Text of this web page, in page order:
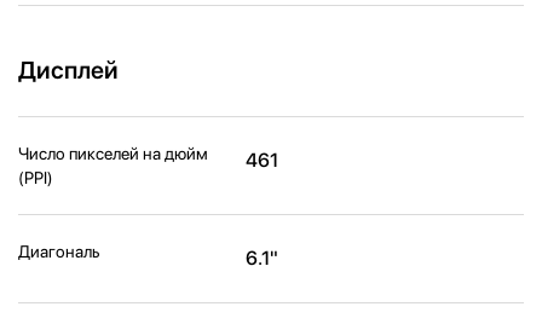
Дисплей
Число пикселей на дюйм
(PPI)
461
Диагональ 6.1"